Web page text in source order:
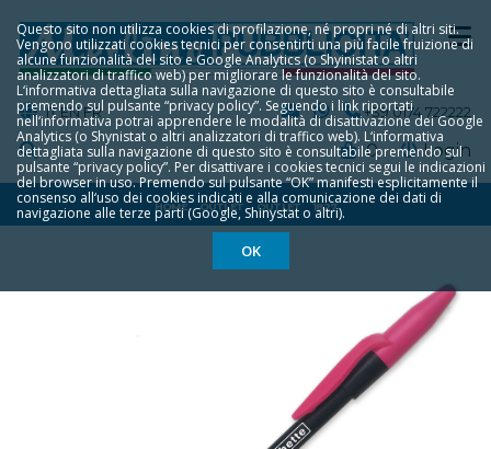
Questo sito non utilizza cookies di profilazione, né propri né di altri siti.
Vengono utilizzati cookies tecnici per consentirti una più facile fruizione di
alcune funzionalità del sito e Google Analytics (o Shyinistat o altri
analizzatori di traffico web) per migliorare le funzionalità del sito.
L‘informativa dettagliata sulla navigazione di questo sito è consultabile
premendo sul pulsante “privacy policy”. Seguendo i link riportati
nell‘informativa potrai apprendere le modalità di disattivazione dei Google
Analytics (o Shynistat o altri analizzatori di traffico web). L‘informativa
dettagliata sulla navigazione di questo sito è consultabile premendo sul
pulsante “privacy policy”. Per disattivare i cookies tecnici segui le indicazioni
del browser in uso. Premendo sul pulsante “OK” manifesti esplicitamente il
consenso all‘uso dei cookies indicati e alla comunicazione dei dati di
navigazione alle terze parti (Google, Shinystat o altri).
OK
IT EN FR +39 0174 722222
Login
0
HOME OUTLET OUTLET 1827